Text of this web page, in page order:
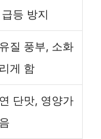
급등 방지
질 풍부, 소화
게 함
단맛, 영양가